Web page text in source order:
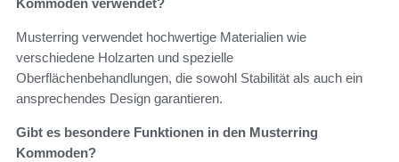
Kommoden verwendet?
Musterring verwendet hochwertige Materialien wie
verschiedene Holzarten und spezielle
Oberflächenbehandlungen, die sowohl Stabilität als auch ein
ansprechendes Design garantieren.
Gibt es besondere Funktionen in den Musterring
Kommoden?